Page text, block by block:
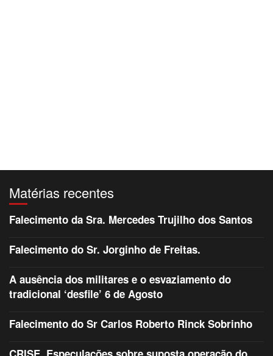
Matérias recentes
Falecimento da Sra. Mercedes Trujilho dos Santos
Falecimento do Sr. Jorginho de Freitas.
A ausência dos militares e o esvaziamento do
tradicional ‘desfile’ 6 de Agosto
Falecimento do Sr Carlos Roberto Rinck Sobrinho